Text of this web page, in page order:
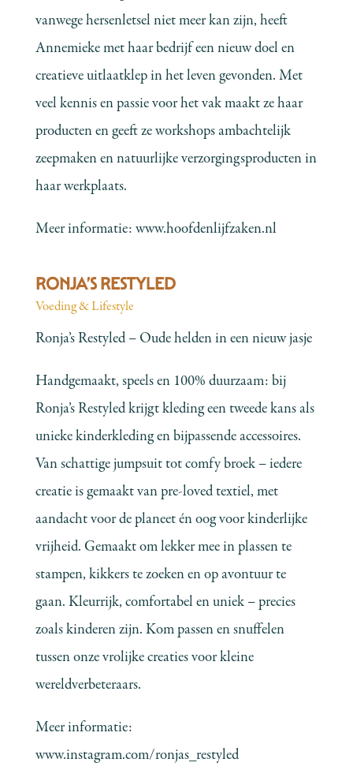
vanwege hersenletsel niet meer kan zijn, heeft
Annemieke met haar bedrijf een nieuw doel en
creatieve uitlaatklep in het leven gevonden. Met
veel kennis en passie voor het vak maakt ze haar
producten en geeft ze workshops ambachtelijk
zeepmaken en natuurlijke verzorgingsproducten in
haar werkplaats.
Meer informatie:www.hoofdenlijfzaken.nl
RONJA’S RESTYLED
Voeding & Lifestyle
Ronja’s Restyled – Oude helden in een nieuw jasje
Handgemaakt, speels en 100% duurzaam: bij
Ronja’s Restyled krijgt kleding een tweede kans als
unieke kinderkleding en bijpassende accessoires.
Van schattige jumpsuit tot comfy broek – iedere
creatie is gemaakt van pre-loved textiel, met
aandacht voor de planeet én oog voor kinderlijke
vrijheid. Gemaakt om lekker mee in plassen te
stampen, kikkers te zoeken en op avontuur te
gaan. Kleurrijk, comfortabel en uniek – precies
zoals kinderen zijn. Kom passen en snuffelen
tussen onze vrolijke creaties voor kleine
wereldverbeteraars.
Meer informatie:
www.instagram.com/ronjas_restyled